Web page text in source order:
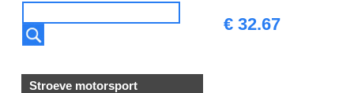
Stroeve motorsport
€ 32.67